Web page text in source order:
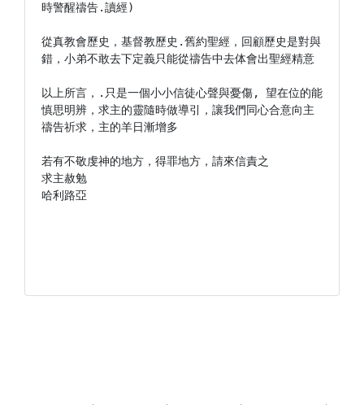
時警醒禱告.讀經)
從真教會歷史，基督教歷史.舊約聖經，回顧歷史是對與
錯，小弟不敢去下定義只能從禱告中去体會出聖經精意
以上所言，.只是一個小小信徒心聲與憂傷, 望在位的能
慎思明辨，求主的靈隨時做導引，讓我們同心合意向主
禱告祈求，主的羊日漸增多
若有不敬虔神的地方，得罪地方，請來信責之
求主赦勉
哈利路亞